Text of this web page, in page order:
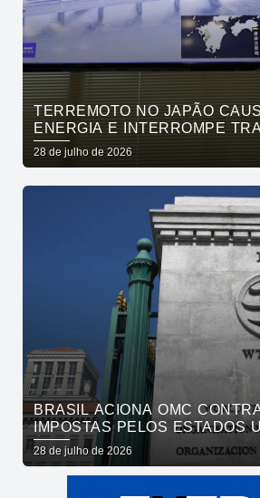
TERREMOTO NO JAPÃO
ENERGIA E INTERROMPE
28 de julho de 2026
BRASIL ACIONA OMC
IMPOSTAS PELOS ESTADOS
28 de julho de 2026